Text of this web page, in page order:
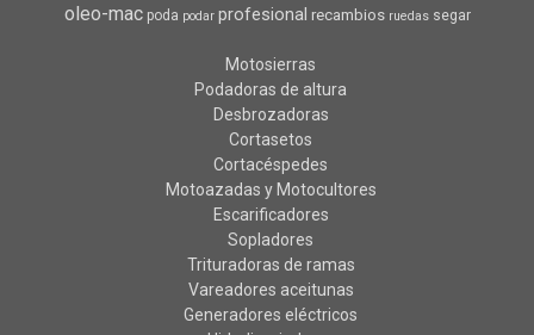
oleo-mac poda podar profesional recambios ruedas segar
Motosierras
Podadoras de altura
Desbrozadoras
Cortasetos
Cortacéspedes
Motoazadas y Motocultores
Escarificadores
Sopladores
Trituradoras de ramas
Vareadores aceitunas
Generadores eléctricos